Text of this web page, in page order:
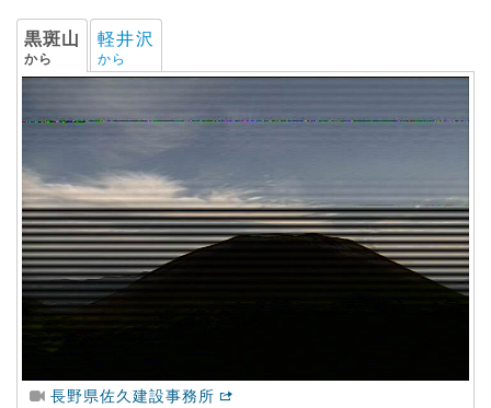
黒斑山
から
軽井沢
から
長野県佐久建設事務所